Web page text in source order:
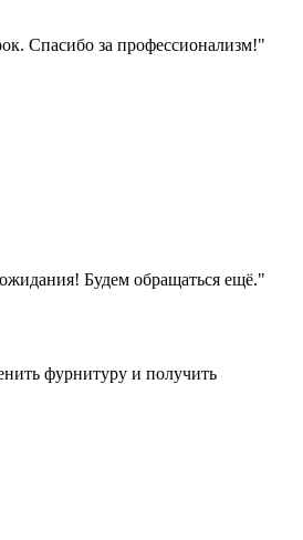
Спасибо за профессионализм!"
Будем обращаться ещё."
фурнитуру и получить